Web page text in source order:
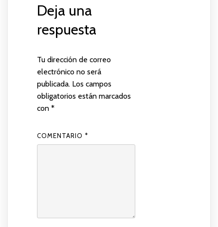
Deja una
respuesta
Tu dirección de correo
electrónico no será
publicada. Los campos
obligatorios están marcados
con *
COMENTARIO *